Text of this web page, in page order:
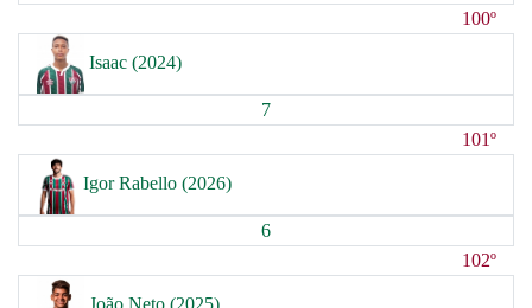
100º
Isaac (2024)
7
101º
Igor Rabello (2026)
6
102º
João Neto (2025)